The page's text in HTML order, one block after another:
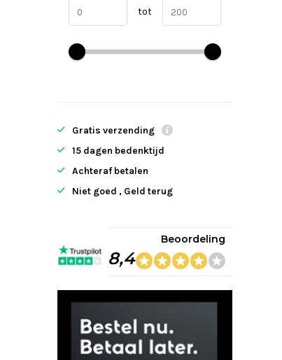
tot
Gratis verzending
15 dagen bedenktijd
Achteraf betalen
Niet goed , Geld terug
8,4
Beoordeling